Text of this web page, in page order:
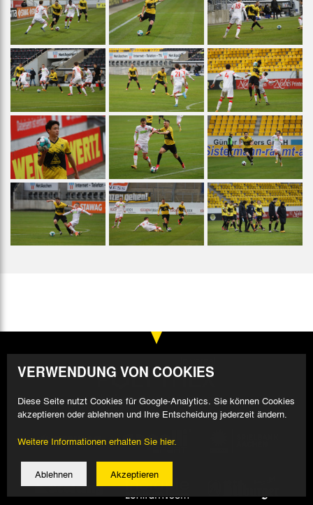
VERWENDUNG VON COOKIES
Diese Seite nutzt Cookies für Google-Analytics. Sie können Cookies
akzeptieren oder ablehnen und Ihre Entscheidung jederzeit ändern.
Weitere Informationen erhalten Sie hier.
Ablehnen Akzeptieren